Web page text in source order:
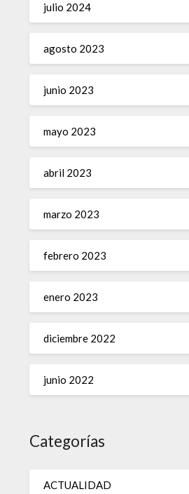
julio 2024
agosto 2023
junio 2023
mayo 2023
abril 2023
marzo 2023
febrero 2023
enero 2023
diciembre 2022
junio 2022
Categorías
ACTUALIDAD